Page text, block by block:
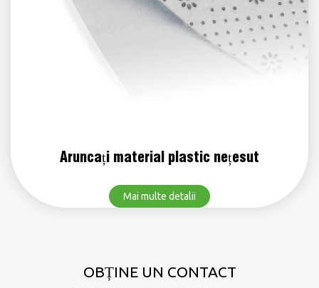
Aruncați material plastic nețesut
Mai multe detalii
OBȚINE UN CONTACT